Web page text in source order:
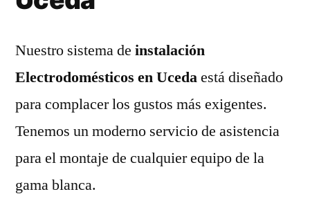
Nuestro sistema de instalación
Electrodomésticos en Ucedaestá diseñado
para complacer los gustos más exigentes.
Tenemos un moderno servicio de asistencia
para el montaje de cualquier equipo de la
gama blanca.